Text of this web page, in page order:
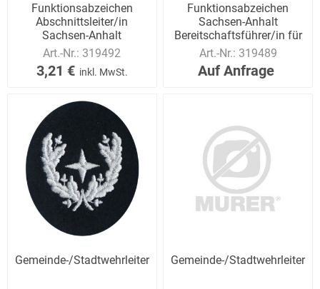
Funktionsabzeichen
Abschnittsleiter/in
Sachsen-Anhalt
Art.-Nr.: 319492
3,21 € inkl. MwSt.
Funktionsabzeichen
Sachsen-Anhalt
Bereitschaftsführer/in für
Uniformen
Art.-Nr.: 319489
Auf Anfrage
Gemeinde-/Stadtwehrleiter/in Gemeinde-/Stadtwehrleiter/in